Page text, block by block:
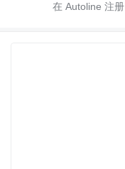
在 Autoline 注册